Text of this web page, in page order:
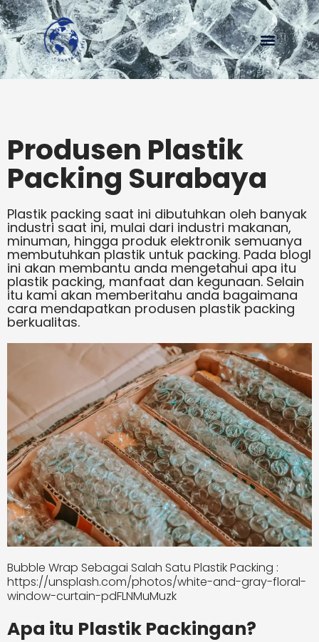
Menu
Produsen Plastik
Packing Surabaya
Plastik packing saat ini dibutuhkan oleh banyak
industri saat ini, mulai dari industri makanan,
minuman, hingga produk elektronik semuanya
membutuhkan plastik untuk packing. Pada blogl
ini akan membantu anda mengetahui apa itu
plastik packing, manfaat dan kegunaan. Selain
itu kami akan memberitahu anda bagaimana
cara mendapatkan produsen plastik packing
berkualitas.
Bubble Wrap Sebagai Salah Satu Plastik Packing :
https://unsplash.com/photos/white-and-gray-floral-
window-curtain-pdFLNMuMuzk
Apa itu Plastik Packingan?